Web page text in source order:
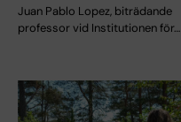
Juan Pablo Lopez, biträdande
professor vid Institutionen för…